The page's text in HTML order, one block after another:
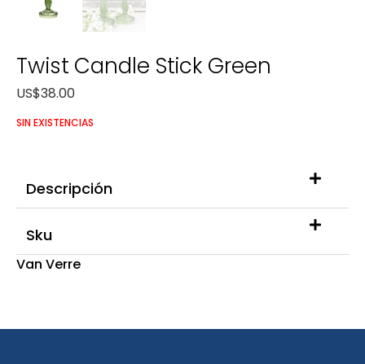
Twist Candle Stick Green
US$38.00
SIN EXISTENCIAS
Descripción
Sku
Van Verre